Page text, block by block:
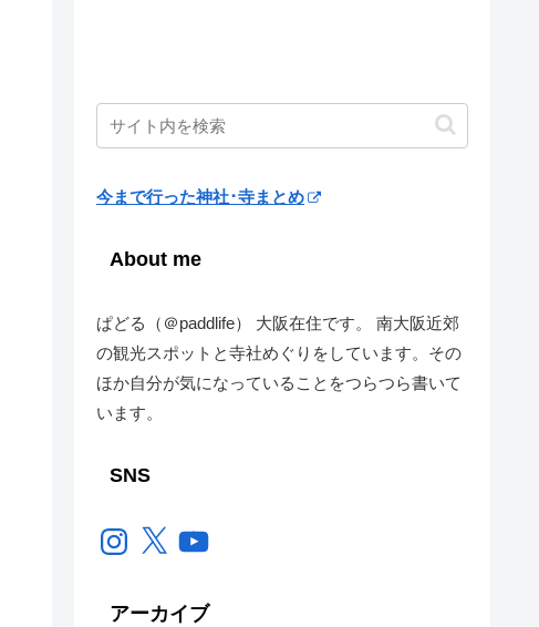
今まで行った神社･寺まとめ
About me
ぱどる（＠paddlife） 大阪在住です。 南大阪近郊
の観光スポットと寺社めぐりをしています。その
ほか自分が気になっていることをつらつら書いて
います。
SNS
Instagram
X YouTube
アーカイブ